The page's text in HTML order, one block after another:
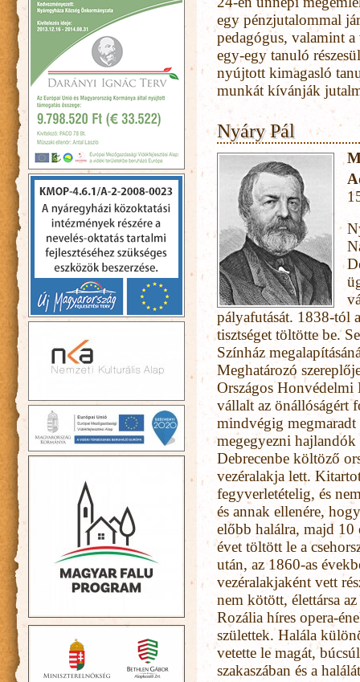
egy pénzjutalommal
pedagógus, valamint
egy-egy tanuló
nyújtott kimagasló
munkát kívánják
Nyáry Pál
pályafutását. 1838-tól
tisztséget töltötte be.
Színház
Meghatározó
Országos Honvédelmi
vállalt az önállóságért
mindvégig megmaradt
megegyezni
Debrecenbe költöző
vezéralakja lett.
fegyverletételig, és
és annak ellenére,
előbb halálra, majd 10
évet töltött le a
után, az 1860-as
vezéralakjaként vett
nem kötött, élettársa
Rozália híres opera-
születtek. Halála
vetette le magát,
szakaszában és a